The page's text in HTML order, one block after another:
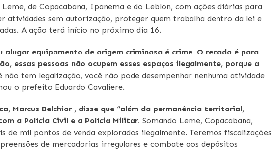
de Copacabana, Ipanema e do Leblon, com ações diárias para
atividades sem autorização, proteger quem trabalha dentro da lei e
A ação terá início no próximo dia 16.
alugar equipamento de origem criminosa é crime. O recado é para
essas pessoas não ocupem esses espaços ilegalmente, porque a
não tem legalização, você não pode desempenhar nenhuma atividade
o prefeito Eduardo Cavaliere.
Marcus Belchior , disse que “além da permanência territorial,
a Polícia Civil e a Polícia Militar. Somando Leme, Copacabana,
de mil pontos de venda explorados ilegalmente. Teremos fiscalizações
de mercadorias irregulares e combate aos depósitos